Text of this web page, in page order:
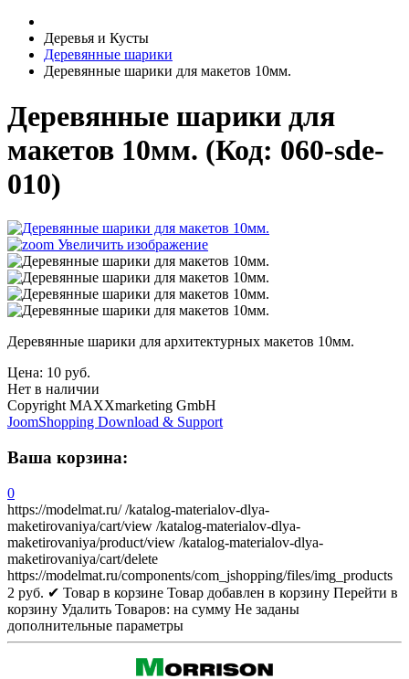
Деревья и Кусты
Деревянные шарики
Деревянные шарики для макетов 10мм.
Деревянные шарики для
макетов 10мм. (Код: 060-sde-
010)
Увеличить изображение
Деревянные шарики для архитектурных макетов 10мм.
Цена: 10 руб.
Нет в наличии
Copyright MAXXmarketing GmbH
JoomShopping Download & Support
Ваша корзина:
0
https://modelmat.ru/ /katalog-materialov-dlya-
maketirovaniya/cart/view /katalog-materialov-dlya-
maketirovaniya/product/view /katalog-materialov-dlya-
maketirovaniya/cart/delete
https://modelmat.ru/components/com_jshopping/files/img_products
2 руб. ✔ Товар в корзине Товар добавлен в корзину Перейти в
корзину Удалить Товаров: на сумму Не заданы
дополнительные параметры